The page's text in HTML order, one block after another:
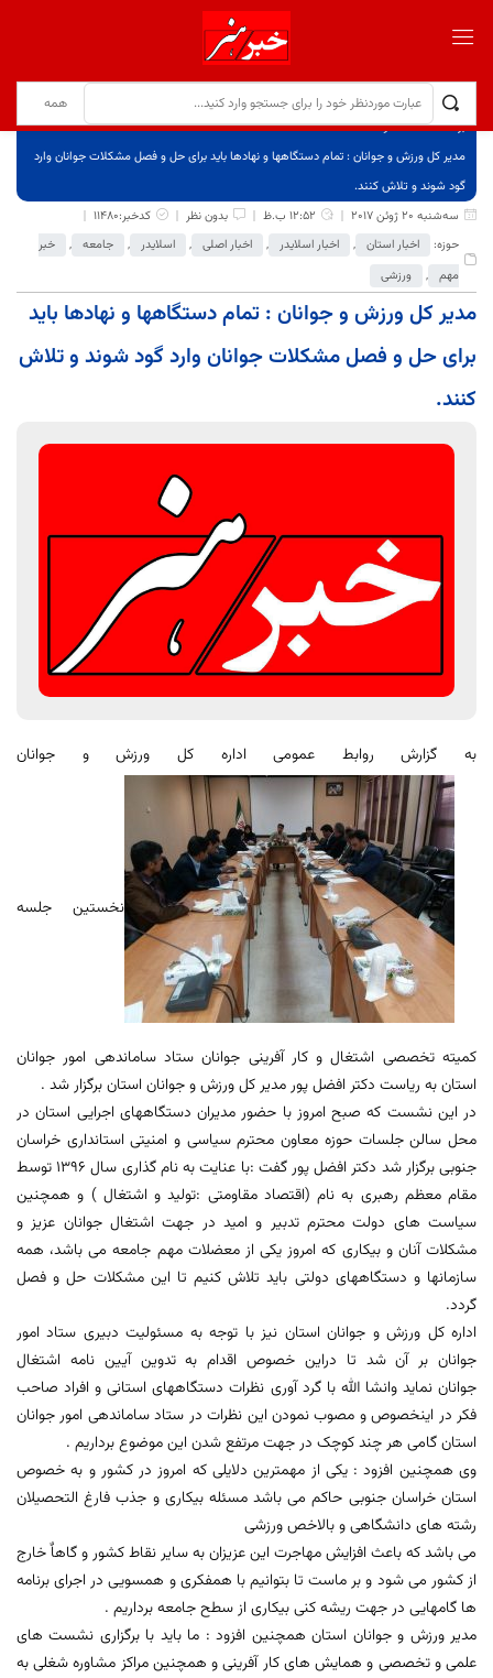
برگ نخست
نوشته‌ها
مدیر کل ورزش و جوانان : تمام دستگاهها و نهادها باید برای حل و فصل مشکلات جوانان وارد
گود شوند و تلاش کنند.
سه‌شنبه 20 ژوئن 2017
12:52 ب.ظ بدون نظر
کدخبر:11480
حوزه:
اخبار استان , اخبار اسلایدر , اخبار اصلی , اسلایدر , جامعه ,
خبر
مهم , ورزشی
مدیر کل ورزش و جوانان : تمام دستگاهها و نهادها باید
برای حل و فصل مشکلات جوانان وارد گود شوند و تلاش
کنند.
به گزارش روابط عمومی اداره کل ورزش و جوانان
نخستین جلسه
کمیته تخصصی اشتغال و کار آفرینی جوانان ستاد ساماندهی امور جوانان
استان به ریاست دکتر افضل پور مدیر کل ورزش و جوانان استان برگزار شد .
در این نشست که صبح امروز با حضور مدیران دستگاههای اجرایی استان در
محل سالن جلسات حوزه معاون محترم سیاسی و امنیتی استانداری خراسان
جنوبی برگزار شد دکتر افضل پور گفت :با عنایت به نام گذاری سال 1396 توسط
مقام معظم رهبری به نام (اقتصاد مقاومتی :تولید و اشتغال ) و همچنین
سیاست های دولت محترم تدبیر و امید در جهت اشتغال جوانان عزیز و
مشکلات آنان و بیکاری که امروز یکی از معضلات مهم جامعه می باشد، همه
سازمانها و دستگاههای دولتی باید تلاش کنیم تا این مشکلات حل و فصل
گردد.
اداره کل ورزش و جوانان استان نیز با توجه به مسئولیت دبیری ستاد امور
جوانان بر آن شد تا دراین خصوص اقدام به تدوین آیین نامه اشتغال
جوانان نماید وانشا الله با گرد آوری نظرات دستگاههای استانی و افراد صاحب
فکر در اینخصوص و مصوب نمودن این نظرات در ستاد ساماندهی امور جوانان
استان گامی هر چند کوچک در جهت مرتفع شدن این موضوع برداریم .
وی همچنین افزود : یکی از مهمترین دلایلی که امروز در کشور و به خصوص
استان خراسان جنوبی حاکم می باشد مسئله بیکاری و جذب فارغ التحصیلان
رشته های دانشگاهی و بالاخص ورزشی
می باشد که باعث افزایش مهاجرت این عزیزان به سایر نقاط کشور و گاهاٌ خارج
از کشور می شود و بر ماست تا بتوانیم با همفکری و همسویی در اجرای برنامه
ها گامهایی در جهت ریشه کنی بیکاری از سطح جامعه برداریم .
مدیر ورزش و جوانان استان همچنین افزود : ما باید با برگزاری نشست های
علمی و تخصصی و همایش های کار آفرینی و همچنین مراکز مشاوره شغلی به